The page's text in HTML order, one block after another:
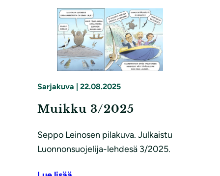
Sarjakuva | 22.08.2025
Muikku 3/2025
Seppo Leinosen pilakuva. Julkaistu
Luonnonsuojelija-lehdesä 3/2025.